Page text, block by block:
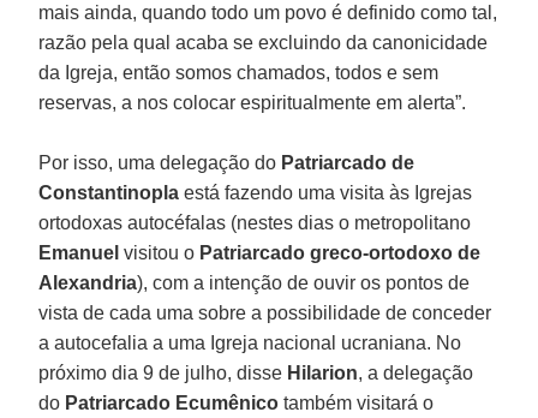
mais ainda, quando todo um povo é definido como tal,
razão pela qual acaba se excluindo da canonicidade
da Igreja, então somos chamados, todos e sem
reservas, a nos colocar espiritualmente em alerta”.
Por isso, uma delegação do Patriarcado de
Constantinopla está fazendo uma visita às Igrejas
ortodoxas autocéfalas (nestes dias o metropolitano
Emanuel visitou o Patriarcado greco-ortodoxo de
Alexandria), com a intenção de ouvir os pontos de
vista de cada uma sobre a possibilidade de conceder
a autocefalia a uma Igreja nacional ucraniana. No
próximo dia 9 de julho, disse Hilarion, a delegação
do Patriarcado Ecumênico também visitará o